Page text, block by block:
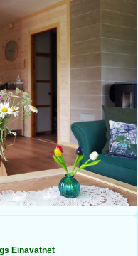
Einavatnet